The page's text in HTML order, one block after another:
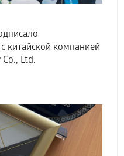
китайской компанией
Ltd.